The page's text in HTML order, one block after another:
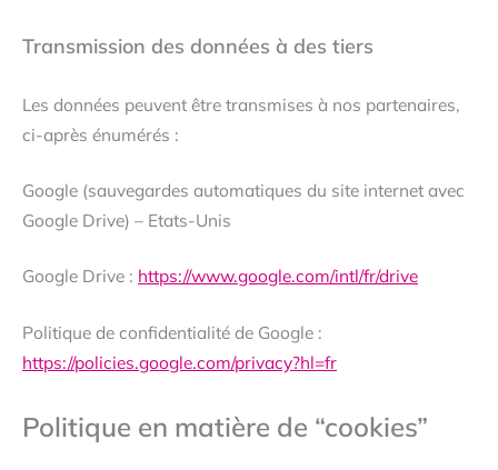
Transmission des données à des tiers
Les données peuvent être transmises à nos partenaires,
ci-après énumérés :
Google (sauvegardes automatiques du site internet avec
Google Drive) – Etats-Unis
Google Drive : https://www.google.com/intl/fr/drive
Politique de confidentialité de Google :
https://policies.google.com/privacy?hl=fr
Politique en matière de “cookies”